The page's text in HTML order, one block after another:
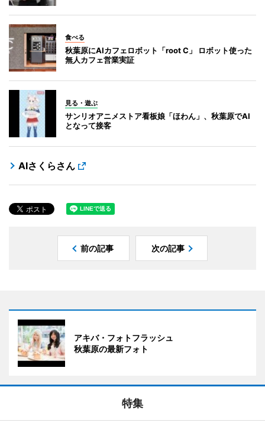
食べる
秋葉原にAIカフェロボット「root C」 ロボット使った
無人カフェ営業実証
見る・遊ぶ
サンリオアニメストア看板娘「ほわん」、秋葉原でAI
となって接客
AIさくらさん
前の記事 次の記事
アキバ・フォトフラッシュ
秋葉原の最新フォト
特集